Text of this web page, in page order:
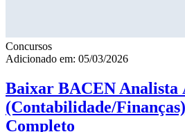
Concursos
Adicionado em: 05/03/2026
Baixar BACEN Analista
(Contabilidade/
Completo